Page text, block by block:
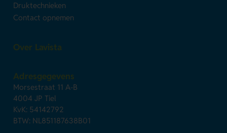
Druktechnieken
Contact opnemen
Over Lavista
Adresgegevens
Morsestraat 11 A-B
4004 JP Tiel
KvK: 54142792
BTW: NL851187638B01